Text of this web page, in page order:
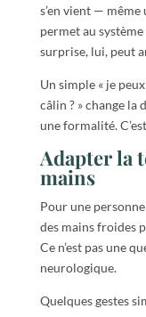
s’en vient —
permet au système
surprise, lui, peut
Un simple « je
câlin ? » change la
une formalité.
Adapter la
mains
Pour une
des mains froides
Ce n’est pas une
neurologique.
Quelques gestes